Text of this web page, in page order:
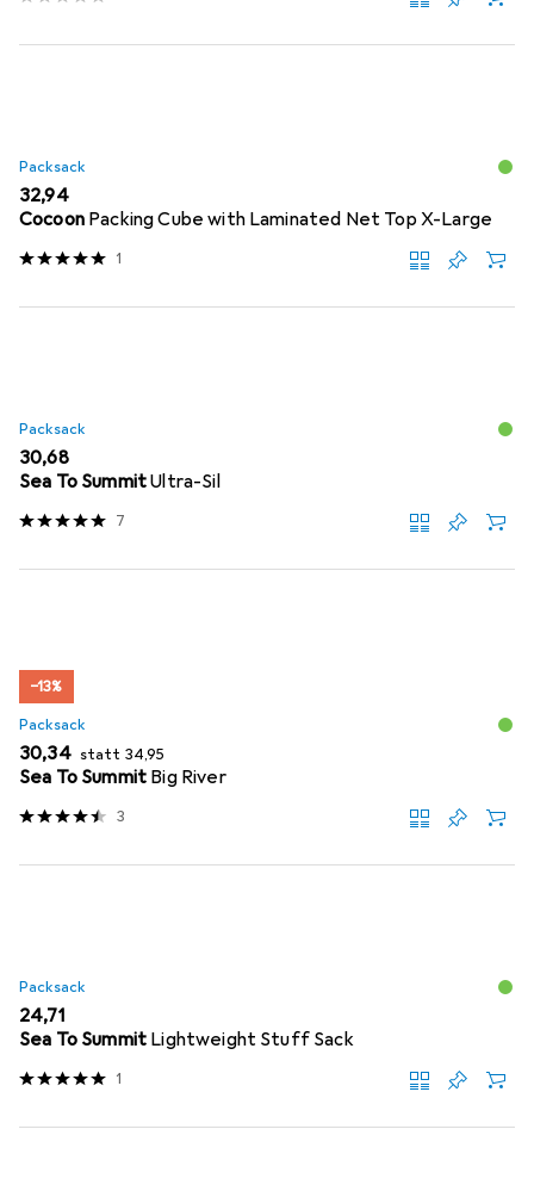
Packsack
EUR
32,94
Cocoon Packing Cube with Laminated Net Top X-Large
1
Packsack
EUR
30,68
Sea To SummitUltra-Sil
7
−13%
Packsack
EUR
30,34 statt EUR
34,95
Sea To Summit Big River
3
Packsack
EUR
24,71
Sea To Summit Lightweight Stuff Sack
1